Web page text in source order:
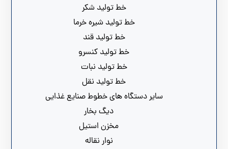
خط تولید شکر
خط تولید شیره خرما
خط تولید قند
خط تولید کنسرو
خط تولید نبات
خط تولید نقل
سایر دستگاه های خطوط صنایع غذایی
دیگ بخار
مخزن استیل
نوار نقاله